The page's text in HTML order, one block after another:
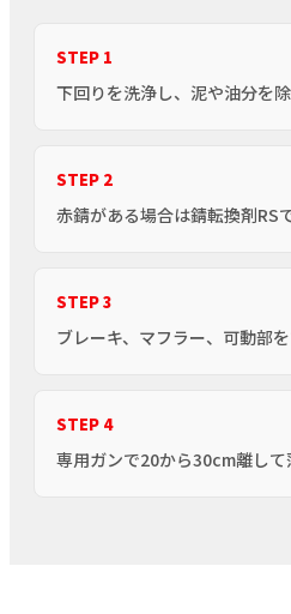
STEP 1
下回りを洗浄し、泥や油分を
STEP 2
赤錆がある場合は錆転換剤RS
STEP 3
ブレーキ、マフラー、可動部
STEP 4
専用ガンで20から30cm離し